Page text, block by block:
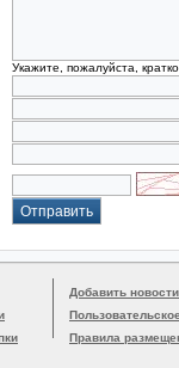
Укажите, пожалуйста,
Добавить
Правила